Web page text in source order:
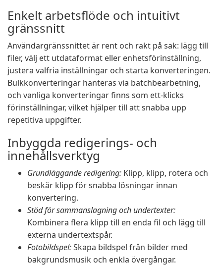
Enkelt arbetsflöde och intuitivt
gränssnitt
Användargränssnittet är rent och rakt på sak: lägg till
filer, välj ett utdataformat eller enhetsförinställning,
justera valfria inställningar och starta konverteringen.
Bulkkonverteringar hanteras via batchbearbetning,
och vanliga konverteringar finns som ett-klicks
förinställningar, vilket hjälper till att snabba upp
repetitiva uppgifter.
Inbyggda redigerings- och
innehållsverktyg
Grundläggande redigering: Klipp, klipp, rotera och
beskär klipp för snabba lösningar innan
konvertering.
Stöd för sammanslagning och undertexter:
Kombinera flera klipp till en enda fil och lägg till
externa undertextspår.
Fotobildspel:Skapa bildspel från bilder med
bakgrundsmusik och enkla övergångar.